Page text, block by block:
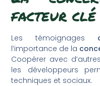
facteur clé
Les témoignages
l’importance de la
Coopérer avec
les développeurs
techniques et sociaux.